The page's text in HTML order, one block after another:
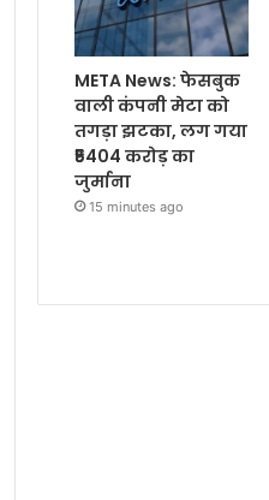
META News: फेसबुक
वाली कंपनी मेटा को
तगड़ा झटका, लग गया
₹5404 करोड़ का
जुर्माना
15 minutes ago